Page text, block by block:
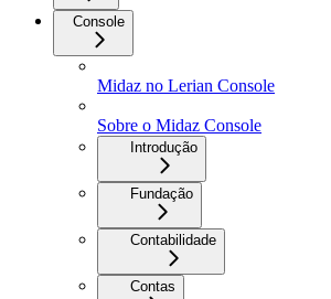
Console
Midaz no Lerian Console
Sobre o Midaz Console
Introdução
Fundação
Contabilidade
Contas